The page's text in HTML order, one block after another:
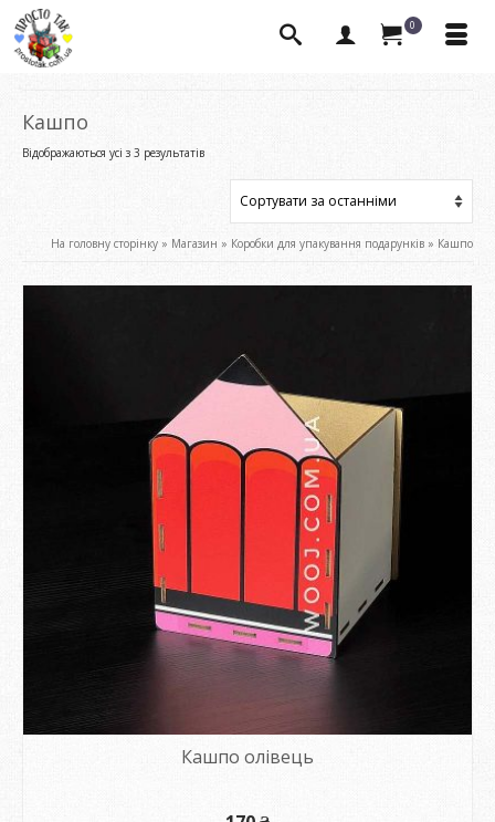
0
Кашпо
Відображаються усі з 3 результатівСортовано
На головну сторінку » Магазин » Коробки для упакування подарунків » Кашпо
Кашпо олівець